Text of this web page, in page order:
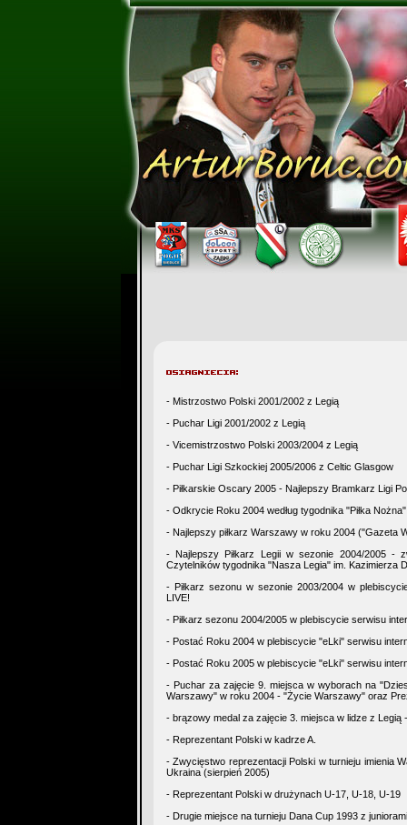
- Mistrzostwo Polski 2001/2002 z Legią
- Puchar Ligi 2001/2002 z Legią
- Vicemistrzostwo Polski 2003/2004 z Legią
- Puchar Ligi Szkockiej 2005/2006 z Celtic Glasgow
- Piłkarskie Oscary 2005 - Najlepszy Bramkarz Ligi
- Odkrycie Roku 2004 według tygodnika "Piłka Nożna"
- Najlepszy piłkarz Warszawy w roku 2004 ("Gazeta
- Najlepszy Piłkarz Legii w sezonie 2004/2005 -
Czytelników tygodnika "Nasza Legia" im. Kazimierza
- Piłkarz sezonu w sezonie 2003/2004 w
LIVE!
- Piłkarz sezonu 2004/2005 w plebiscycie serwisu
- Postać Roku 2004 w plebiscycie "eLki" serwisu
- Postać Roku 2005 w plebiscycie "eLki" serwisu
- Puchar za zajęcie 9. miejsca w wyborach na
Warszawy" w roku 2004 - "Życie Warszawy" oraz
- brązowy medal za zajęcie 3. miejsca w lidze z Legią
- Reprezentant Polski w kadrze A.
- Zwycięstwo reprezentacji Polski w turnieju imienia
Ukraina (sierpień 2005)
- Reprezentant Polski w drużynach U-17, U-18, U-19
- Drugie miejsce na turnieju Dana Cup 1993 z